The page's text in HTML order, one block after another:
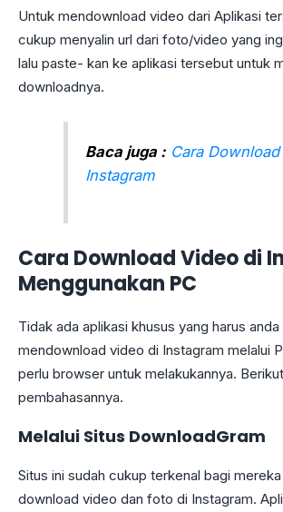
Untuk mendownload video dari Aplikasi
cukup menyalin url dari foto/video yang
lalu paste- kan ke aplikasi tersebut untuk
downloadnya.
Baca juga : Cara
Instagram
Cara Download Video di
Menggunakan PC
Tidak ada aplikasi khusus yang harus
mendownload video di Instagram melalui
perlu browser untuk melakukannya.
pembahasannya.
Melalui Situs DownloadGram
Situs ini sudah cukup terkenal bagi
download video dan foto di Instagram.